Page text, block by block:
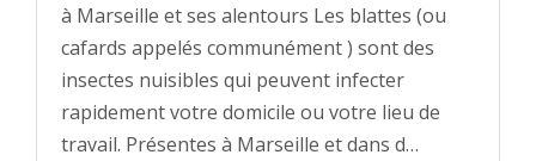
à Marseille et ses alentours Les blattes (ou
cafards appelés communément ) sont des
insectes nuisibles qui peuvent infecter
rapidement votre domicile ou votre lieu de
travail. Présentes à Marseille et dans d…